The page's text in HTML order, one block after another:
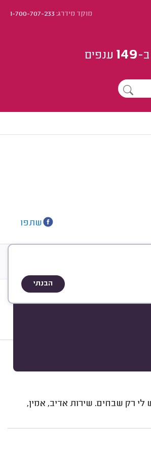
מוקד מידרג:1-700-707-233
ב-149 ענפים
שתפו
הבנתי
לי רק שבחים. שירות אדיב, אמין,